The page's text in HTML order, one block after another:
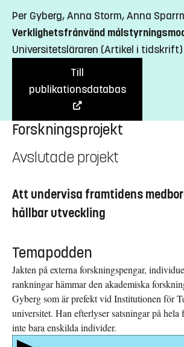
Per Gyberg, Anna Storm, Anna
Verklighets­frånvänd
Universitetsläraren (Artikel i tidskrift)
Till
publikationsdatabas
Forskningsprojekt
Avslutade projekt
Att undervisa framtidens
hållbar utveckling
styrdokument för skolväsendet sedan 1994.
inte oproblematiskt att hantera för skolan.
ämnesövergripande vilket är svårt att
betygssystem som ännu bygger på
Det är också ett kontroversiellt och politiskt
som ställer krav på engagemang och
detta på mycket olika sätt, visas bland annat
Temapodden
Jakten på externa forskningspengar,
rankningar hämmar den akademiska
Gyberg som är prefekt vid Institutionen för
universitet. Han efterlyser satsningar på hela
inte bara enskilda individer.